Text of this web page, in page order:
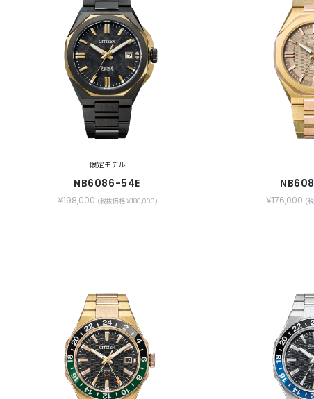
限定モデル
NB6086-54E
￥198,000 (税抜価格 ￥180,000) ￥176,000 (